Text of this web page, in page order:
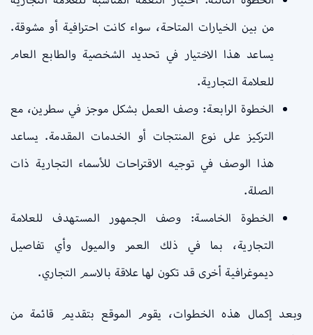
من بين الخيارات المتاحة، سواء كانت احترافية أو مشوقة.
يساعد هذا الاختيار في تحديد الشخصية والطابع العام
للعلامة التجارية.
الخطوة الرابعة: وصف العمل بشكل موجز في سطرين، مع
التركيز على نوع المنتجات أو الخدمات المقدمة. يساعد
هذا الوصف في توجيه الاقتراحات للأسماء التجارية ذات
الصلة.
الخطوة الخامسة: وصف الجمهور المستهدف للعلامة
التجارية، بما في ذلك العمر والميول وأي تفاصيل
ديموغرافية أخرى قد تكون لها علاقة بالاسم التجاري.
وبعد إكمال هذه الخطوات، يقوم الموقع بتقديم قائمة من